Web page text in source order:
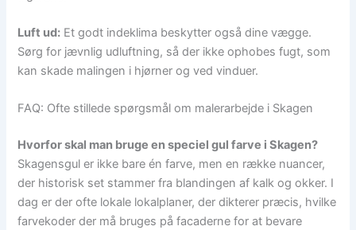
Luft ud: Et godt indeklima beskytter også dine vægge.
Sørg for jævnlig udluftning, så der ikke ophobes fugt, som
kan skade malingen i hjørner og ved vinduer.
FAQ: Ofte stillede spørgsmål om malerarbejde i Skagen
Hvorfor skal man bruge en speciel gul farve i Skagen?
Skagensgul er ikke bare én farve, men en række nuancer,
der historisk set stammer fra blandingen af kalk og okker. I
dag er der ofte lokale lokalplaner, der dikterer præcis, hvilke
farvekoder der må bruges på facaderne for at bevare